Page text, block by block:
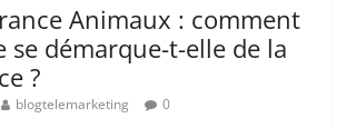
Animaux : comment
se démarque-t-elle de la
?
blogtelemarketing 0